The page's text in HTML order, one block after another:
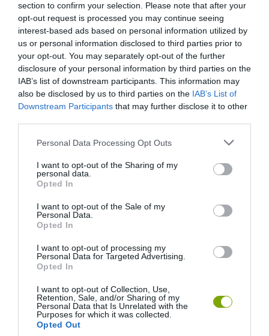
section to confirm your selection. Please note that after your
opt-out request is processed you may continue seeing
interest-based ads based on personal information utilized by
us or personal information disclosed to third parties prior to
your opt-out. You may separately opt-out of the further
disclosure of your personal information by third parties on the
IAB’s list of downstream participants. This information may
also be disclosed by us to third parties on the IAB’s List of
Downstream Participants that may further disclose it to other
Please note that this website/app uses one or more Google
not limited to your visit or usage behaviour. You may click to
grant or deny consent to Google and its third-party tags to
use your data for below specified purposes in below Google
consent section.
Personal Data Processing Opt Outs
I want to opt-out of the Sharing of my
personal data.
Opted In
I want to opt-out of the Sale of my
Personal Data.
Opted In
I want to opt-out of processing my
Personal Data for Targeted Advertising.
Opted In
I want to opt-out of Collection, Use,
Retention, Sale, and/or Sharing of my
Personal Data that Is Unrelated with the
Purposes for which it was collected.
Opted Out
HASONLÓ ÉRDEKESSÉGEK
KIRÁNDULÁS A
ARBORÉTUMBA
2026-08-04
SZŐLŐ ÉS KOMLÓ